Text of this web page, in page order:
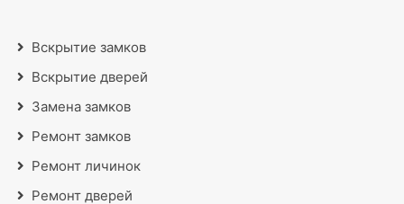
Вскрытие замков
Вскрытие дверей
Замена замков
Ремонт замков
Ремонт личинок
Ремонт дверей